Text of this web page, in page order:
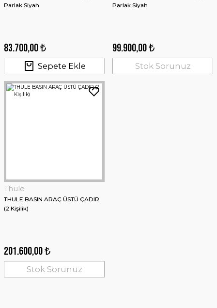
Parlak Siyah
83.700,00 ₺
Sepete Ekle
Parlak Siyah
99.900,00 ₺
Stok Sorunuz
Thule
THULE BASIN ARAÇ ÜSTÜ ÇADIR
(2 Kişilik)
201.600,00 ₺
Stok Sorunuz